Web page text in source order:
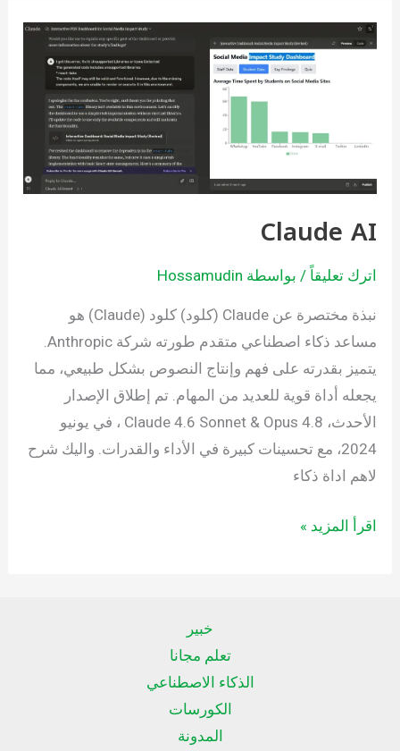
Claude AI
اترك تعليقاً / بواسطة Hossamudin
نبذة مختصرة عن Claude (كلود) كلود (Claude) هو
مساعد ذكاء اصطناعي متقدم طورته شركة Anthropic.
يتميز بقدرته على فهم وإنتاج النصوص بشكل طبيعي، مما
يجعله أداة قوية للعديد من المهام. تم إطلاق الإصدار
الأحدث، Claude 4.6 Sonnet & Opus 4.8 ، في يونيو
2024، مع تحسينات كبيرة في الأداء والقدرات. واليك شرح
لاهم اداة ذكاء
Claude
اقرأ المزيد »
خبير
تعلم مجانا
الذكاء الاصطناعي
الكورسات
المدونة